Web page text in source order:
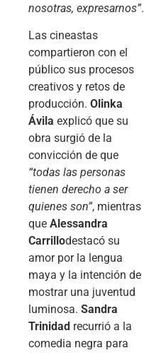
nosotras, expresarnos”.
Las cineastas
compartieron con el
público sus procesos
creativos y retos de
producción. Olinka
Ávila explicó que su
obra surgió de la
convicción de que
“todas las personas
tienen derecho a ser
quienes son”, mientras
que Alessandra
Carrillodestacó su
amor por la lengua
maya y la intención de
mostrar una juventud
luminosa. Sandra
Trinidad recurrió a la
comedia negra para